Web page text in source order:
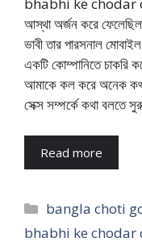
bhabhi ke chodar
আস্থা অর্জন করে
ভাবী তার পারসনাল মোবাইল
একটি কোম্পানিতে চাকরি
আমাকে কল করে অনেক
সেক্স সম্পর্কে কথা
Read more
Categories
bangla choti
bhabhi ke chodar